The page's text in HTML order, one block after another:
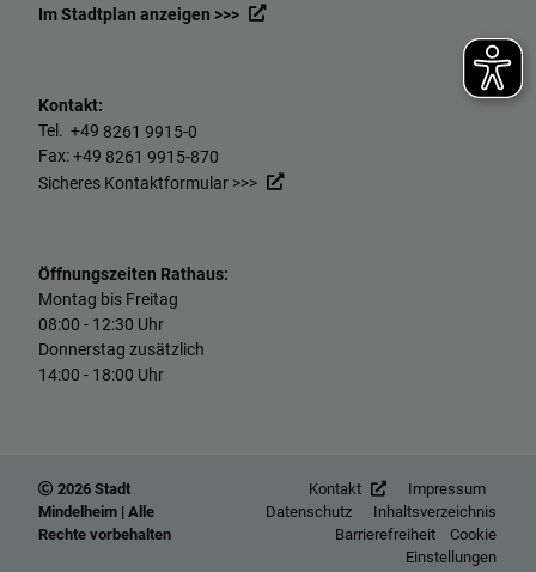
Im Stadtplan anzeigen >>>
Kontakt:
Tel. +49 8261 9915-0
Fax: +49 8261 9915-870
Sicheres Kontaktformular >>>
Öffnungszeiten Rathaus:
Montag bis Freitag
08:00 - 12:30 Uhr
Donnerstag zusätzlich
14:00 - 18:00 Uhr
2026 Stadt
Mindelheim | Alle
Rechte vorbehalten
Kontakt
Impressum
Datenschutz
Inhaltsverzeichnis
Barrierefreiheit
Cookie
Einstellungen